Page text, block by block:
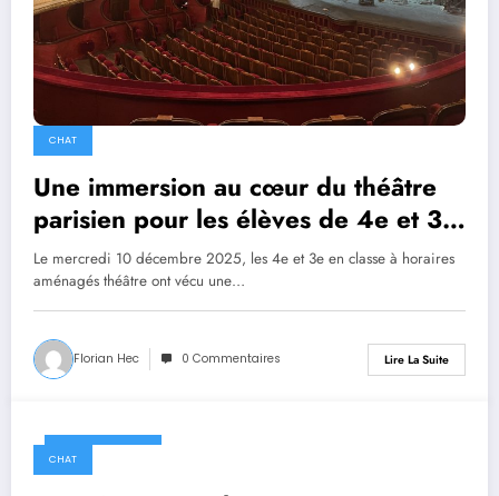
CHAT
Une immersion au cœur du théâtre
parisien pour les élèves de 4e et 3e
CHAT
Le mercredi 10 décembre 2025, les 4e et 3e en classe à horaires
aménagés théâtre ont vécu une…
Florian Hec 0 Commentaires Lire La Suite
11 octobre 2025
CHAT